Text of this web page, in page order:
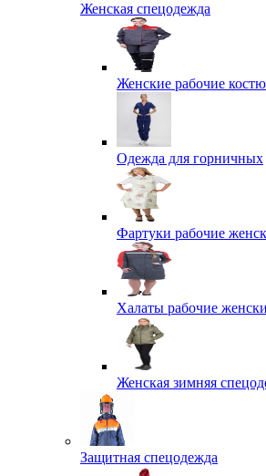
Женская спецодежда
Женские рабочие
Одежда для горничных
Фартуки рабочие
Халаты рабочие
Женская зимняя
Защитная спецодежда